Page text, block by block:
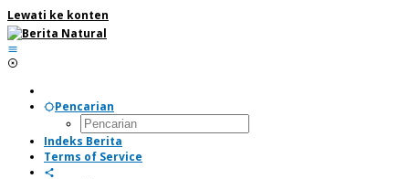
Lewati ke konten
Pencarian
Indeks Berita
Terms of Service